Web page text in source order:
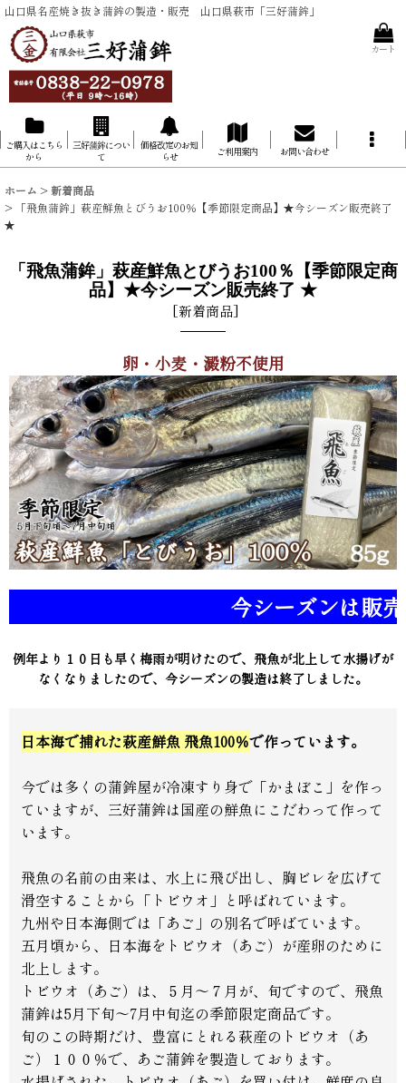
山口県名産焼き抜き蒲鉾の製造・販売 山口県萩市「三好蒲鉾」
カート
ご購入はこちら
から
三好蒲鉾につい
て
価格改定のお知
らせ
ご利用案内 お問い合わせ
ホーム > 新着商品
> 「飛魚蒲鉾」萩産鮮魚とびうお100％【季節限定商品】★今シーズン販売終了
★
「飛魚蒲鉾」萩産鮮魚とびうお100％【季節限定商
品】★今シーズン販売終了 ★
[新着商品]
卵・小麦・澱粉不使用
今シーズンは販
例年より１０日も早く梅雨が明けたので、飛魚が北上して水揚げが
なくなりましたので、今シーズンの製造は終了しました。
日本海で捕れた萩産鮮魚 飛魚100％で作っています。
今では多くの蒲鉾屋が冷凍すり身で「かまぼこ」を作っ
ていますが、三好蒲鉾は国産の鮮魚にこだわって作って
います。
飛魚の名前の由来は、水上に飛び出し、胸ビレを広げて
滑空することから「トビウオ」と呼ばれています。
九州や日本海側では「あご」の別名で呼ばています。
五月頃から、日本海をトビウオ（あご）が産卵のために
北上します。
トビウオ（あご）は、５月〜７月が、旬ですので、飛魚
蒲鉾は5月下旬〜7月中旬迄の季節限定商品です。
旬のこの時期だけ、豊富にとれる萩産のトビウオ（あ
ご）１００％で、あご蒲鉾を製造しております。